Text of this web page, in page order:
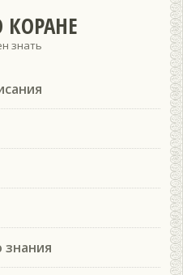
КОРАНЕ
знать
знания